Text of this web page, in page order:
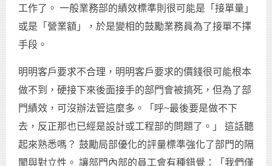
工作了。 一般業務部的績效標準則很可能是「接單量」
或是「營業額」，於是變相的鼓勵業務員為了接單不擇
手段。
明明客戶要求不合理，明明客戶要求的價錢很可能根本
做不到，硬接下來後面接手的部門會被搞死，但為了部
門績效，可沒辦法管這麼多。「呼~最後要是做不下
去，反正那也已經是設計或工程部的問題了。」 這話聽
起來熟悉嗎？ 鼓勵局部優化的評量標準強化了部門的隔
閡與對立性。 讓部門內部的員工會有種錯覺：「我們僅